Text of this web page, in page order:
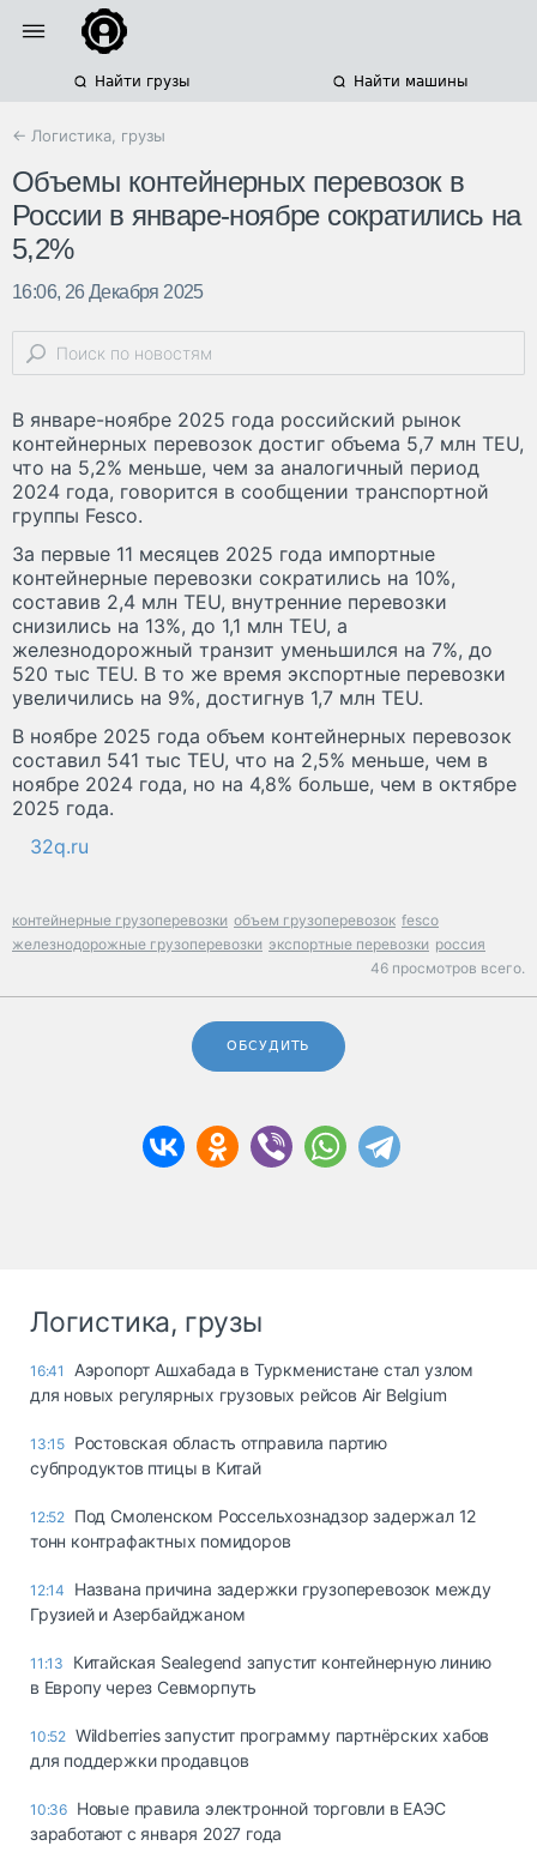
Найти грузы Найти машины
← Логистика, грузы
Объемы контейнерных перевозок в
России в январе-ноябре сократились на
5,2%
16:06, 26 Декабря 2025
В январе-ноябре 2025 года российский рынок
контейнерных перевозок достиг объема 5,7 млн TEU,
что на 5,2% меньше, чем за аналогичный период
2024 года, говорится в сообщении транспортной
группы Fesco.
За первые 11 месяцев 2025 года импортные
контейнерные перевозки сократились на 10%,
составив 2,4 млн TEU, внутренние перевозки
снизились на 13%, до 1,1 млн TEU, а
железнодорожный транзит уменьшился на 7%, до
520 тыс TEU. В то же время экспортные перевозки
увеличились на 9%, достигнув 1,7 млн TEU.
В ноябре 2025 года объем контейнерных перевозок
составил 541 тыс TEU, что на 2,5% меньше, чем в
ноябре 2024 года, но на 4,8% больше, чем в октябре
2025 года.
32q.ru
контейнерные грузоперевозки объем грузоперевозок fesco
железнодорожные грузоперевозки экспортные перевозки россия
46 просмотров всего.
ОБСУДИТЬ
Логистика, грузы
16:41
Аэропорт Ашхабада в Туркменистане стал узлом
для новых регулярных грузовых рейсов Air Belgium
13:15 Ростовская область отправила партию
субпродуктов птицы в Китай
12:52 Под Смоленском Россельхознадзор задержал 12
тонн контрафактных помидоров
12:14
Названа причина задержки грузоперевозок между
Грузией и Азербайджаном
11:13
Китайская Sealegend запустит контейнерную линию
в Европу через Севморпуть
10:52 Wildberries запустит программу партнёрских хабов
для поддержки продавцов
10:36 Новые правила электронной торговли в ЕАЭС
заработают с января 2027 года